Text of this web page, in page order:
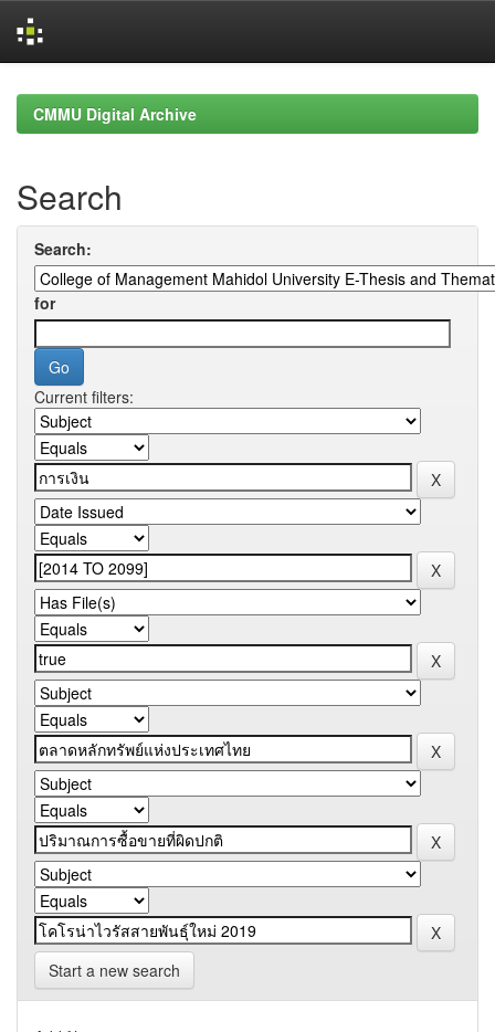
navigationCMMU Digital Archive
Search
Search:
for
Current filters:
Start a new search